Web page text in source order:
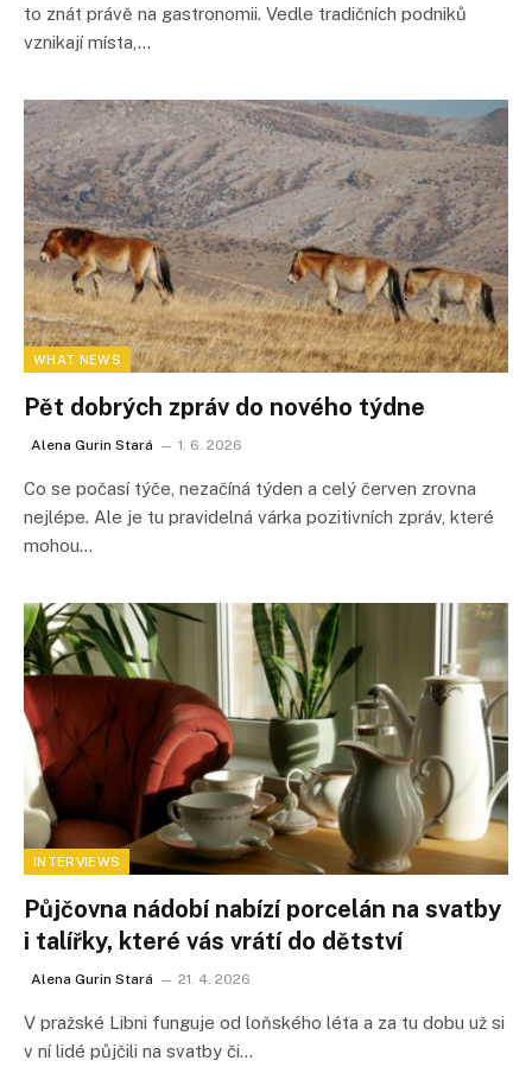
to znát právě na gastronomii. Vedle tradičních podniků
vznikají místa,…
WHAT NEWS
Pět dobrých zpráv do nového týdne
Alena Gurin Stará 1. 6. 2026
Co se počasí týče, nezačíná týden a celý červen zrovna
nejlépe. Ale je tu pravidelná várka pozitivních zpráv, které
mohou…
INTERVIEWS
Půjčovna nádobí nabízí porcelán na svatby
i talířky, které vás vrátí do dětství
Alena Gurin Stará 21. 4. 2026
V pražské Libni funguje od loňského léta a za tu dobu už si
v ní lidé půjčili na svatby či…